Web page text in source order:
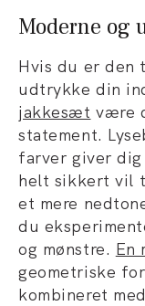
Moderne og
Hvis du er
udtrykke din
jakkesæt være
statement.
farver giver
helt sikkert vil
et mere
du
og mønstre. En
geometriske
kombineret